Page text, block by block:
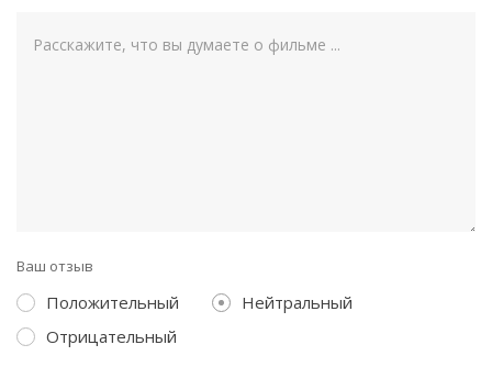
Ваш отзыв
Положительный
Нейтральный
Отрицательный